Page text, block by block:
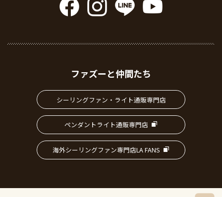
ファズーと仲間たち
シーリングファン・ライト通販専門店
ペンダントライト通販専門店
海外シーリングファン専門店LA FANS